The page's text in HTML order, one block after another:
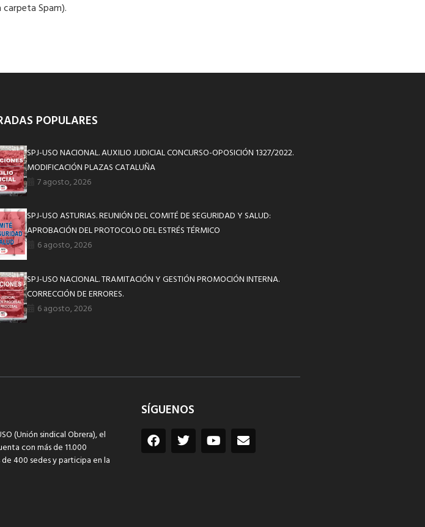
Spam).
POPULARES
SPJ-USO NACIONAL. AUXILIO JUDICIAL CONCURSO-OPOSICIÓN 1327/2022.
MODIFICACIÓN PLAZAS CATALUÑA
7 agosto, 2026
SPJ-USO ASTURIAS. REUNIÓN DEL COMITÉ DE SEGURIDAD Y SALUD:
APROBACIÓN DEL PROTOCOLO DEL ESTRÉS TÉRMICO
6 agosto, 2026
SPJ-USO NACIONAL. TRAMITACIÓN Y GESTIÓN PROMOCIÓN INTERNA.
CORRECCIÓN DE ERRORES.
6 agosto, 2026
(Unión sindical Obrera), el
con más de 11.000
400 sedes y participa en la
SÍGUENOS